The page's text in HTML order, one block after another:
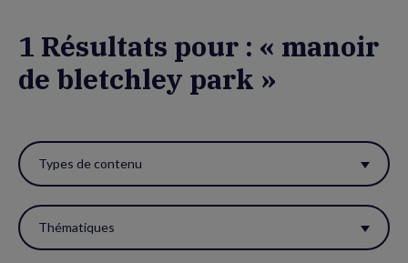
1 Résultats pour : « manoir
de bletchley park »
ces
filtres
pour
réactualiser
Types de contenu
Thématiques